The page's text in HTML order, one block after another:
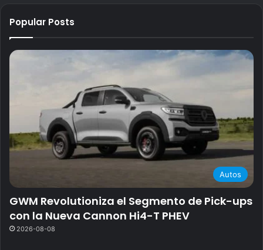
Popular Posts
Autos
GWM Revolutioniza el Segmento de Pick-ups
con la Nueva Cannon Hi4-T PHEV
2026-08-08